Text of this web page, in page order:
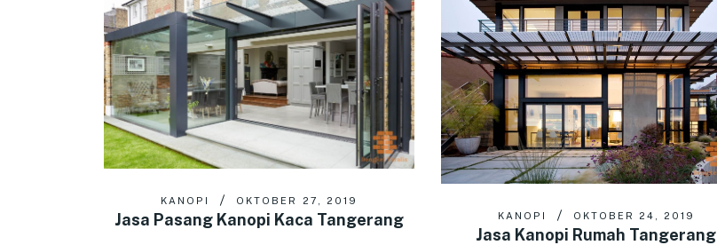
KANOPI OKTOBER 27, 2019
Jasa Pasang Kanopi Kaca Tangerang KANOPI OKTOBER 24, 2019
Jasa Kanopi Rumah Tangerang